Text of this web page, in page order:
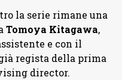
la serie rimane una
Tomoya Kitagawa,
e con il
regista della prima
director.